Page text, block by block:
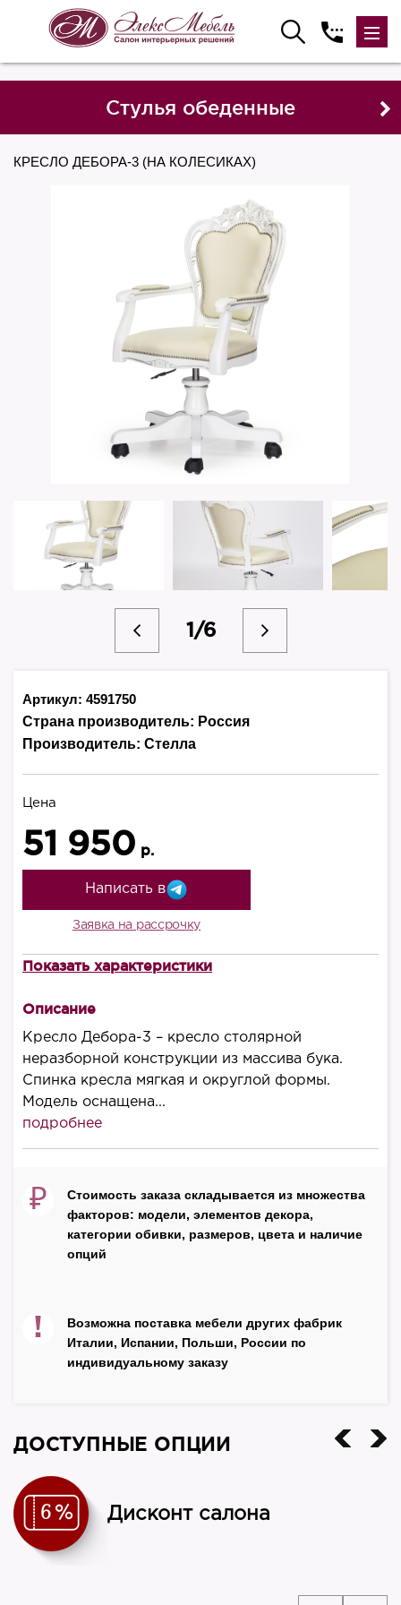
Стулья обеденные
КРЕСЛО ДЕБОРА-3 (НА КОЛЕСИКАХ)
1/6
Артикул: 4591750
Страна производитель: Россия
Производитель: Стелла
Цена
51 950 р.
Написать в
Заявка на рассрочку
Высота, мм
Ширина, мм
550
Глубина, мм
480
Высота сиденья, мм
Производитель
Стелла
Страна
Показать характеристики
Описание
Кресло Дебора-3 – кресло столярной
неразборной конструкции из массива бука.
Спинка кресла мягкая и округлой формы.
Модель оснащена...
подробнее
₽
Стоимость заказа складывается из множества
факторов: модели, элементов декора,
категории обивки, размеров, цвета и наличие
опций
!
Возможна поставка мебели других фабрик
Италии, Испании, Польши, России по
индивидуальному заказу
ДОСТУПНЫЕ ОПЦИИ
Дисконт салона